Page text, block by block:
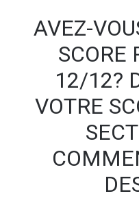
AVEZ-
SCORE
12/12?
VOTRE